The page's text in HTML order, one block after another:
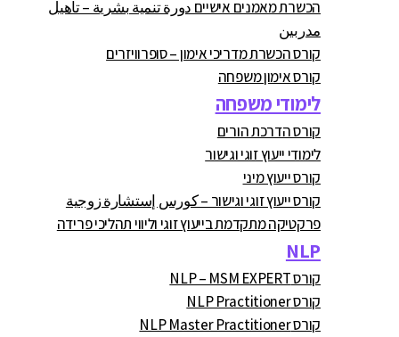
הכשרת מאמנים אישיים دورة تنمية بشرية – تأهيل
مدربين
קורס הכשרת מדריכי אימון – סופרוויזרים
קורס אימון משפחה
לימודי משפחה
קורס הדרכת הורים
לימודי ייעוץ זוגי וגישור
קורס ייעוץ מיני
קורס ייעוץ זוגי וגישור – كورس إستشارة زوجية
פרקטיקה מתקדמת בייעוץ זוגי וליווי תהליכי פרידה
NLP
קורס NLP – MSM EXPERT
קורס NLP Practitioner
קורס NLP Master Practitioner